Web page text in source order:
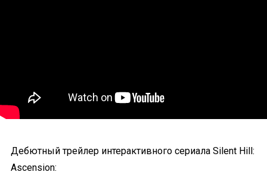
Дебютный трейлер интерактивного сериала Silent Hill:
Ascension: